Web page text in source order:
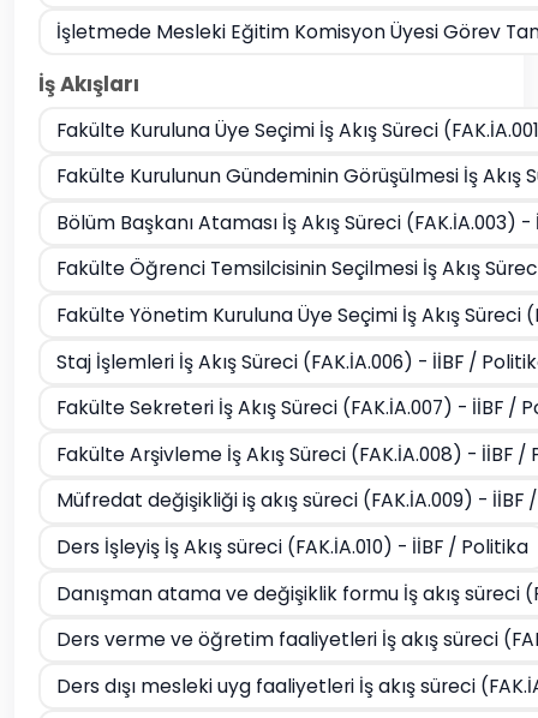
İşletmede Mesleki Eğitim Komisyon Üyesi Görev
İş Akışları
Fakülte Kuruluna Üye Seçimi İş Akış Süreci
Fakülte Kurulunun Gündeminin Görüşülmesi İş Akış
Bölüm Başkanı Ataması İş Akış Süreci (FAK.İA.003)
Fakülte Öğrenci Temsilcisinin Seçilmesi İş Akış
Fakülte Yönetim Kuruluna Üye Seçimi İş Akış Süreci
Staj İşlemleri İş Akış Süreci (FAK.İA.006) - İİBF /
Fakülte Sekreteri İş Akış Süreci (FAK.İA.007) - İİBF /
Fakülte Arşivleme İş Akış Süreci (FAK.İA.008) - İİBF /
Müfredat değişikliği iş akış süreci (FAK.İA.009) - İİBF
Ders İşleyiş İş Akış süreci (FAK.İA.010) - İİBF / Politika
Danışman atama ve değişiklik formu İş akış süreci
Ders verme ve öğretim faaliyetleri İş akış süreci
Ders dışı mesleki uyg faaliyetleri İş akış süreci